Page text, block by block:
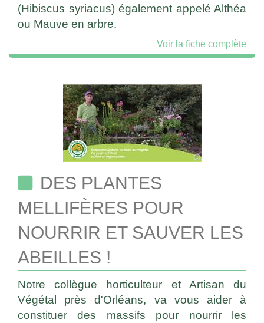
(Hibiscus syriacus) également appelé Althéa
ou Mauve en arbre.
Voir la fiche complète
DES PLANTES
MELLIFÈRES POUR
NOURRIR ET SAUVER LES
ABEILLES !
Notre collègue horticulteur et Artisan du
Végétal près d'Orléans, va vous aider à
constituer des massifs pour nourrir les